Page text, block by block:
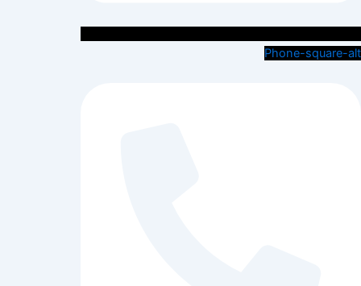
Phone-square-alt